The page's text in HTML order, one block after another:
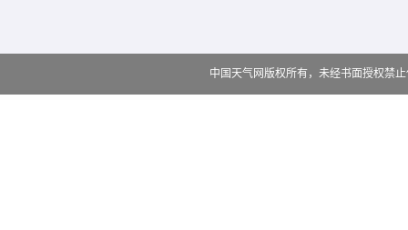
中国天气网版权所有，未经书面授权